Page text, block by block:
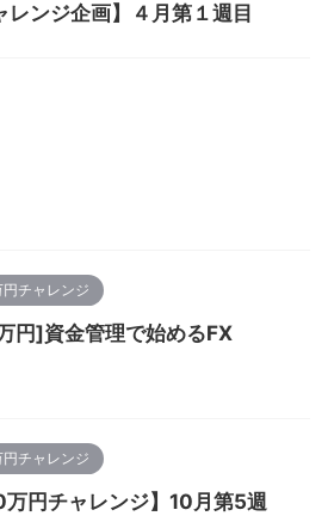
レンジ企画】４月第１週目
チャレンジ
円]資金管理で始めるFX
チャレンジ
万円チャレンジ】10月第5週